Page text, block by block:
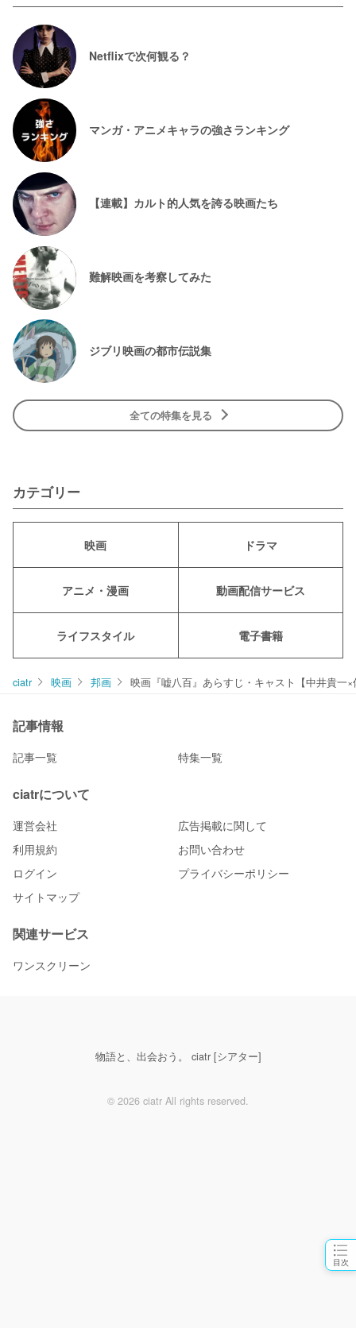
目次
Netflixで次何観る？
マンガ・アニメキャラの強さランキング
【連載】カルト的人気を誇る映画たち
難解映画を考察してみた
ジブリ映画の都市伝説集
全ての特集を見る
カテゴリー
映画 ドラマ
アニメ・漫画 動画配信サービス
ライフスタイル 電子書籍
ciatr 映画 邦画 映画『嘘八百』あらすじ・キャスト【中井貴一
記事情報
記事一覧 特集一覧
ciatrについて
運営会社
広告掲載に関して
利用規約
お問い合わせ
ログイン
プライバシーポリシー
サイトマップ
関連サービス
ワンスクリーン
物語と、出会おう。 ciatr [シアター]
© 2026 ciatr All rights reserved.